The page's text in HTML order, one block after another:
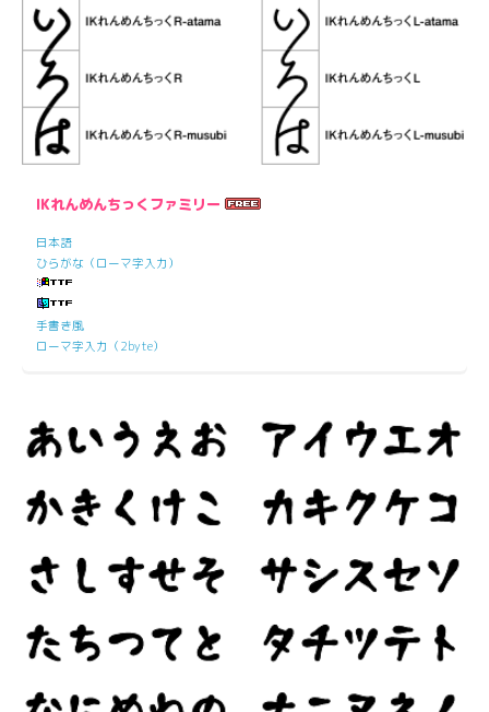
IKれんめんちっくファミリー
日本語
ひらがな（ローマ字入力）
手書き風
ローマ字入力（2byte）